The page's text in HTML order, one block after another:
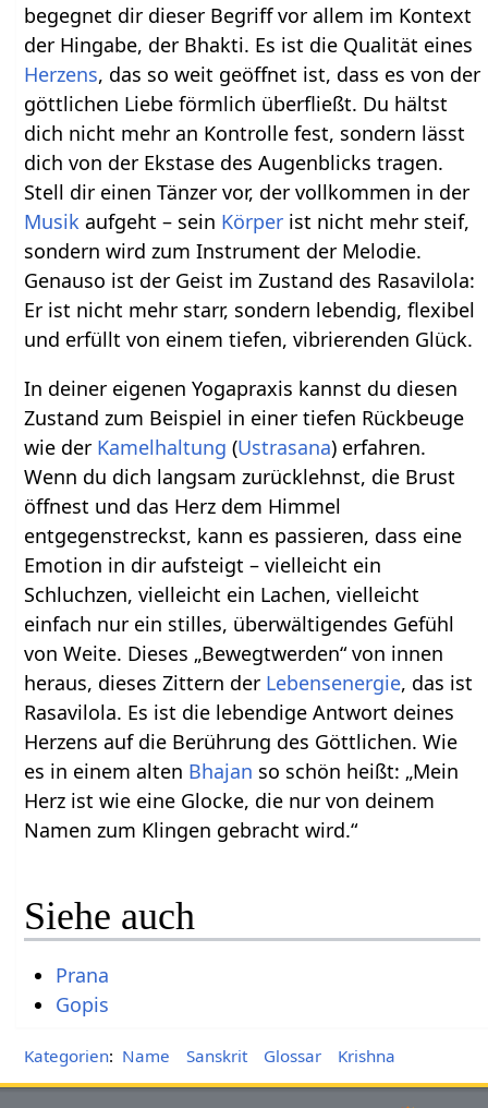
begegnet dir dieser Begriff vor allem im Kontext
der Hingabe, der Bhakti. Es ist die Qualität eines
Herzens, das so weit geöffnet ist, dass es von der
göttlichen Liebe förmlich überfließt. Du hältst
dich nicht mehr an Kontrolle fest, sondern lässt
dich von der Ekstase des Augenblicks tragen.
Stell dir einen Tänzer vor, der vollkommen in der
Musik aufgeht – sein Körper ist nicht mehr steif,
sondern wird zum Instrument der Melodie.
Genauso ist der Geist im Zustand des Rasavilola:
Er ist nicht mehr starr, sondern lebendig, flexibel
und erfüllt von einem tiefen, vibrierenden Glück.
In deiner eigenen Yogapraxis kannst du diesen
Zustand zum Beispiel in einer tiefen Rückbeuge
wie der Kamelhaltung (Ustrasana) erfahren.
Wenn du dich langsam zurücklehnst, die Brust
öffnest und das Herz dem Himmel
entgegenstreckst, kann es passieren, dass eine
Emotion in dir aufsteigt – vielleicht ein
Schluchzen, vielleicht ein Lachen, vielleicht
einfach nur ein stilles, überwältigendes Gefühl
von Weite. Dieses „Bewegtwerden“ von innen
heraus, dieses Zittern der Lebensenergie, das ist
Rasavilola. Es ist die lebendige Antwort deines
Herzens auf die Berührung des Göttlichen. Wie
es in einem alten Bhajan so schön heißt: „Mein
Herz ist wie eine Glocke, die nur von deinem
Namen zum Klingen gebracht wird.“
Siehe auch
Prana
Gopis
Kategorien: Name Sanskrit Glossar Krishna